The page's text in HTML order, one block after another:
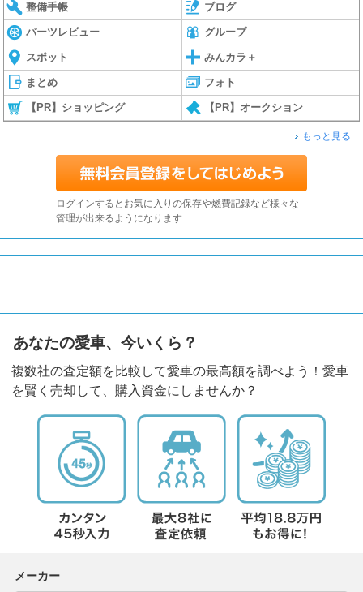
整備手帳 ブログ
パーツレビュー グループ
スポット みんカラ＋
まとめ フォト
【PR】ショッピング 【PR】オークション
もっと見る
ログインするとお気に入りの保存や燃費記録など様々な
管理が出来るようになります
あなたの愛車、今いくら？
複数社の査定額を比較して愛車の最高額を調べよう！愛車
を賢く売却して、購入資金にしませんか？
メーカー